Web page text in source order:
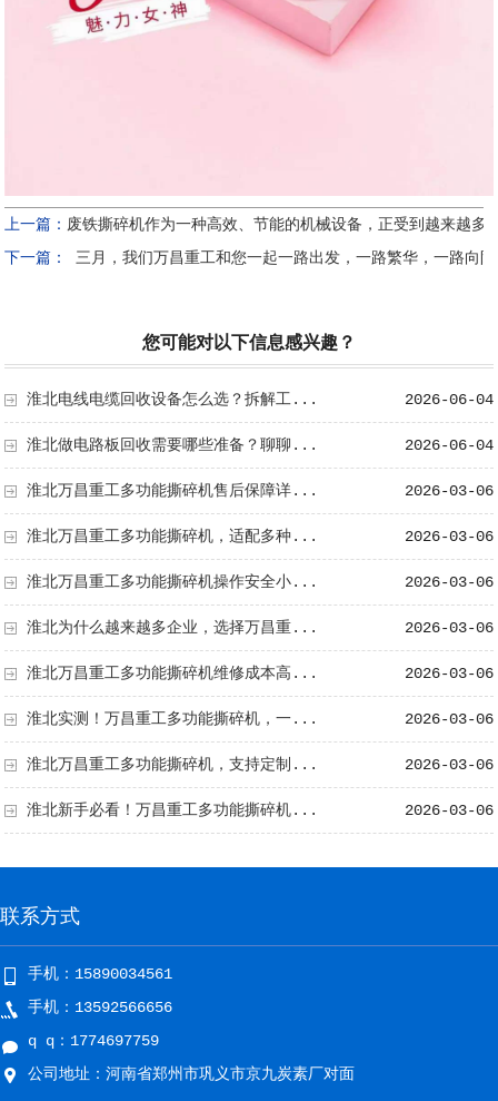
上一篇：废铁撕碎机作为一种高效、节能的机械设备，正受到越来越多
下一篇：
三月，我们万昌重工和您一起一路出发，一路繁华，一路向
您可能对以下信息感兴趣？
2026-06-04
淮北电线电缆回收设备怎么选？拆解工...
2026-06-04
淮北做电路板回收需要哪些准备？聊聊...
2026-03-06
淮北万昌重工多功能撕碎机售后保障详...
2026-03-06
淮北万昌重工多功能撕碎机，适配多种...
2026-03-06
淮北万昌重工多功能撕碎机操作安全小...
2026-03-06
淮北为什么越来越多企业，选择万昌重...
2026-03-06
淮北万昌重工多功能撕碎机维修成本高...
2026-03-06
淮北实测！万昌重工多功能撕碎机，一...
2026-03-06
淮北万昌重工多功能撕碎机，支持定制...
2026-03-06
淮北新手必看！万昌重工多功能撕碎机...
联系方式
手机：15890034561
手机：13592566656
q q：1774697759
公司地址：河南省郑州市巩义市京九炭素厂对面